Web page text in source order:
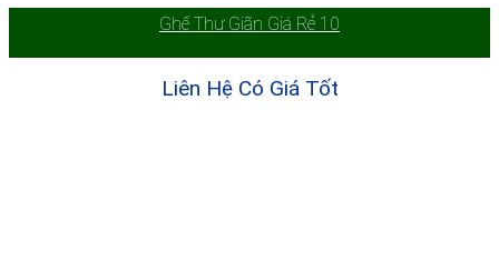
Ghế Thư Giãn Giá Rẻ 10
Liên Hệ Có Giá Tốt